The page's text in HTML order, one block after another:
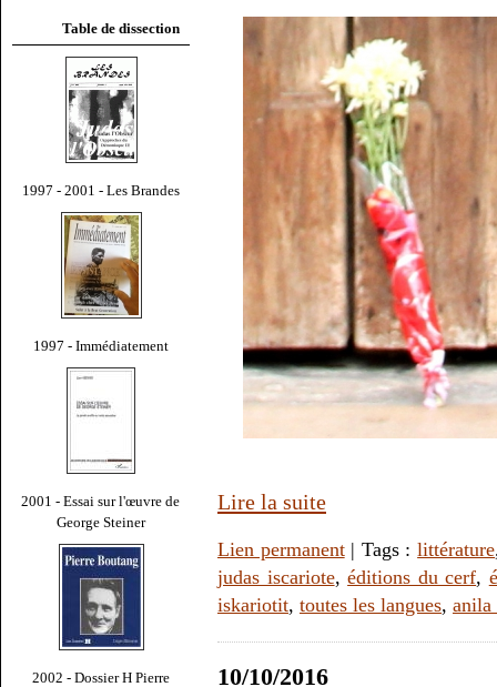
Table de dissection
1997 - 2001 - Les Brandes
1997 - Immédiatement
2001 - Essai sur l'œuvre de
George Steiner
2002 - Dossier H Pierre
Lire la suite
Lien permanent| Tags :littérature
judas iscariote,éditions du cerf,
iskariotit, toutes les langues, anila
10/10/2016